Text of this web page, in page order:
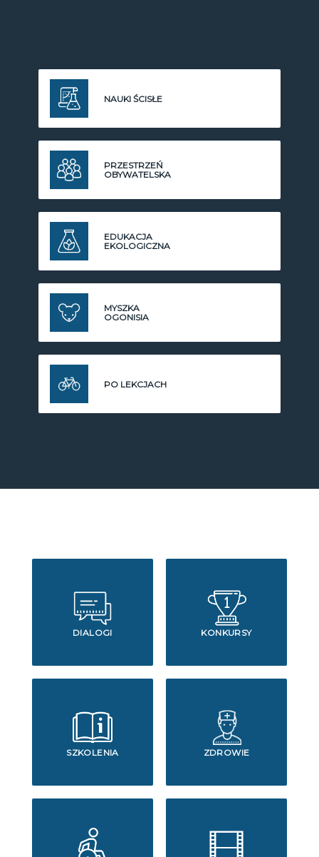
NAUKI ŚCISŁE
PRZESTRZEŃ
OBYWATELSKA
EDUKACJA
EKOLOGICZNA
MYSZKA
OGONISIA
PO LEKCJACH
DIALOGI KONKURSY
SZKOLENIA ZDROWIE